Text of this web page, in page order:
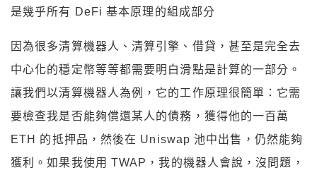
是幾乎所有 DeFi 基本原理的組成部分
因為很多清算機器人、清算引擎、借貸，甚至是完全去
中心化的穩定幣等等都需要明白滑點是計算的一部分。
讓我們以清算機器人為例，它的工作原理很簡單：它需
要檢查我是否能夠償還某人的債務，獲得他的一百萬
ETH 的抵押品，然後在 Uniswap 池中出售，仍然能夠
獲利。如果我使用 TWAP，我的機器人會說，沒問題，